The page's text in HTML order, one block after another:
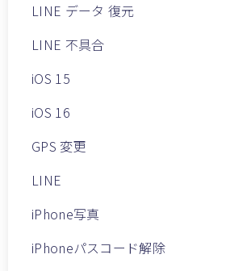
LINE データ 復元
LINE 不具合
iOS 15
iOS 16
GPS 変更
LINE
iPhone写真
iPhoneパスコード解除